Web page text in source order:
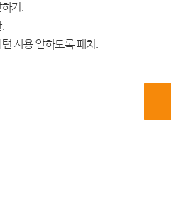
기.
사용 안하도록 패치.